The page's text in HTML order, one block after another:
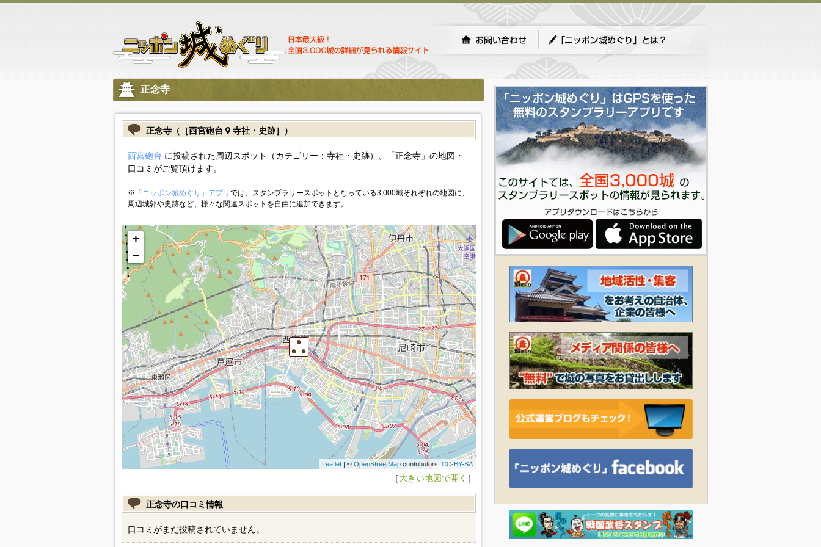
正念寺
正念寺（［西宮砲台 寺社・史跡］）
西宮砲台 に投稿された周辺スポット（カテゴリー：寺社・史跡）、「正念寺」の地図・
口コミがご覧頂けます。
※ 「ニッポン城めぐり」アプリ では、スタンプラリースポットとなっている3,000城それぞれの地図に、
周辺城郭や史跡など、様々な関連スポットを自由に追加できます。
+
−
Leaflet| © OpenStreetMapcontributors,CC-BY-SA
［大きい地図で開く ］
正念寺の口コミ情報
口コミがまだ投稿されていません。